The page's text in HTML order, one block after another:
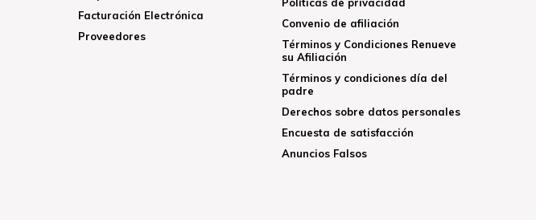
Facturación Electrónica
Proveedores
Convenio de afiliación
Términos y Condiciones Renueve
su Afiliación
Términos y condiciones día del
padre
Derechos sobre datos personales
Encuesta de satisfacción
Anuncios Falsos